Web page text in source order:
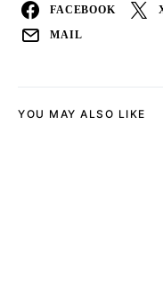
FACEBOOK
MAIL
YOU MAY ALSO LIKE